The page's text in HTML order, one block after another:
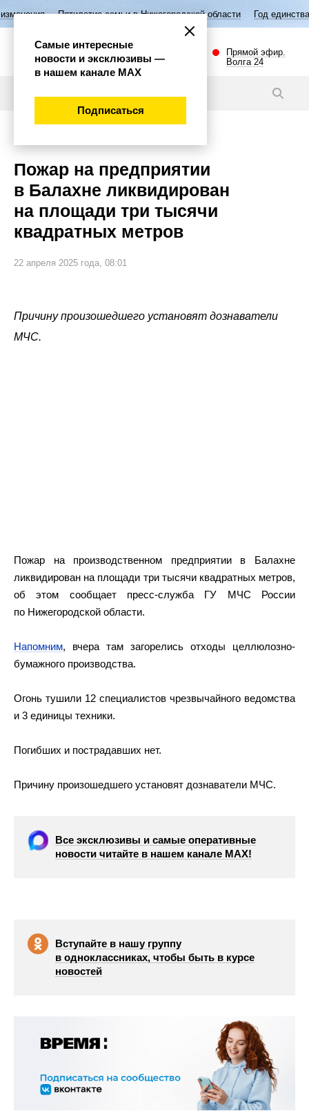
семьи в Нижегородской области Год единства народов России
Прямой эфир.
Волга 24
Пожар на предприятии
в Балахне ликвидирован
на площади три тысячи
квадратных метров
22 апреля 2025 года, 08:01
Причину произошедшего установят дознаватели
МЧС.
Пожар на производственном предприятии в Балахне
ликвидирован на площади три тысячи квадратных метров,
об этом сообщает пресс-служба ГУ МЧС России
по Нижегородской области.
Напомним, вчера там загорелись отходы целлюлозно-
бумажного производства.
Огонь тушили 12 специалистов чрезвычайного ведомства
и 3 единицы техники.
Погибших и пострадавших нет.
Причину произошедшего установят дознаватели МЧС.
Все эксклюзивы и самые оперативные
новости читайте в нашем канале МАХ!
Вступайте в нашу группу
в одноклассниках, чтобы быть в курсе
новостей
Самые интересные
новости и эксклюзивы —
в нашем канале МАХ
Подписаться